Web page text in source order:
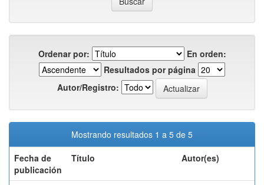
Ordenar por:
En orden:
Resultados por página
Autor/Registro:
Mostrando resultados 1 a 5 de 5
Fecha de
publicación
Título Autor(es)